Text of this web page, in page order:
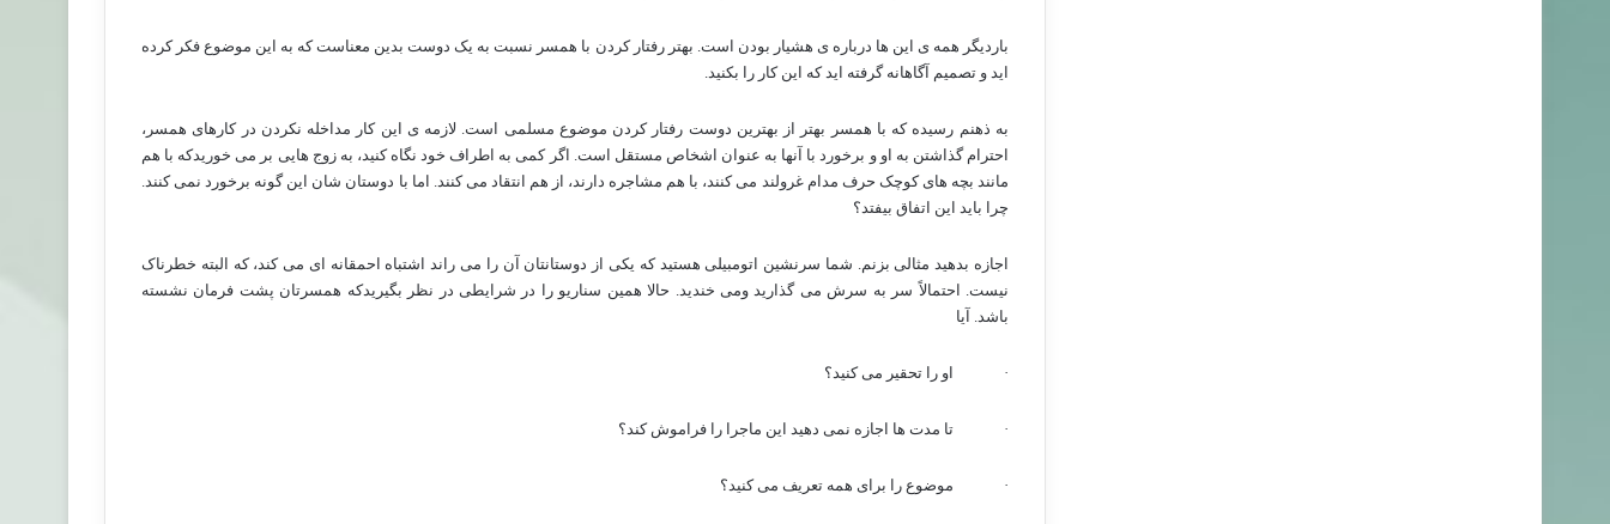
باردیگر همه ی این ها درباره ی هشیار بودن است. بهتر رفتار کردن با همسر نسبت به یک دوست بدین معناست که به این موضوع فکر کرده
اید و تصمیم آگاهانه گرفته اید که این کار را بکنید.
به ذهنم رسیده که با همسر بهتر از بهترین دوست رفتار کردن موضوع مسلمی است. لازمه ی این کار مداخله نکردن در کارهای همسر،
احترام گذاشتن به او و برخورد با آنها به عنوان اشخاص مستقل است. اگر کمی به اطراف خود نگاه کنید، به زوج هایی بر می خوریدکه با هم
مانند بچه های کوچک حرف مدام غرولند می کنند، با هم مشاجره دارند، از هم انتقاد می کنند. اما با دوستان شان این گونه برخورد نمی کنند.
چرا باید این اتفاق بیفتد؟
اجازه بدهید مثالی بزنم. شما سرنشین اتومبیلی هستید که یکی از دوستانتان آن را می راند اشتباه احمقانه ای می کند، که البته خطرناک
نیست. احتمالاً سر به سرش می گذارید ومی خندید. حالا همین سناریو را در شرایطی در نظر بگیریدکه همسرتان پشت فرمان نشسته
باشد. آیا
· او را تحقیر می کنید؟
· تا مدت ها اجازه نمی دهید این ماجرا را فراموش کند؟
· موضوع را برای همه تعریف می کنید؟